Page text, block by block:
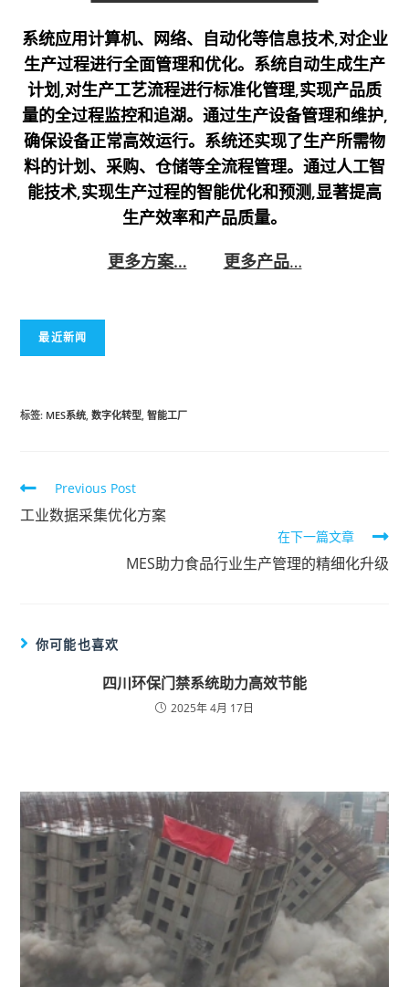
系统应用计算机、网络、自动化等信息技术,对企业
生产过程进行全面管理和优化。系统自动生成生产
计划,对生产工艺流程进行标准化管理,实现产品质
量的全过程监控和追湖。通过生产设备管理和维护,
确保设备正常高效运行。系统还实现了生产所需物
料的计划、采购、仓储等全流程管理。通过人工智
能技术,实现生产过程的智能优化和预测,显著提高
生产效率和产品质量。
更多方案…
更多产品…
最近新闻
标签: MES系统, 数字化转型, 智能工厂
Previous Post
工业数据采集优化方案
在下一篇文章
MES助力食品行业生产管理的精细化升级
你可能也喜欢
四川环保门禁系统助力高效节能
2025年 4月 17日